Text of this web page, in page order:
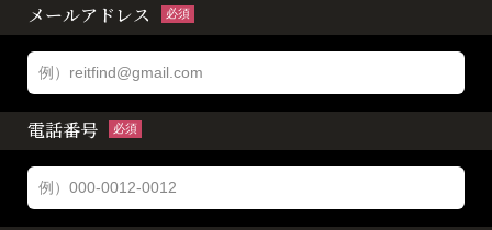
メールアドレス 必須
電話番号 必須